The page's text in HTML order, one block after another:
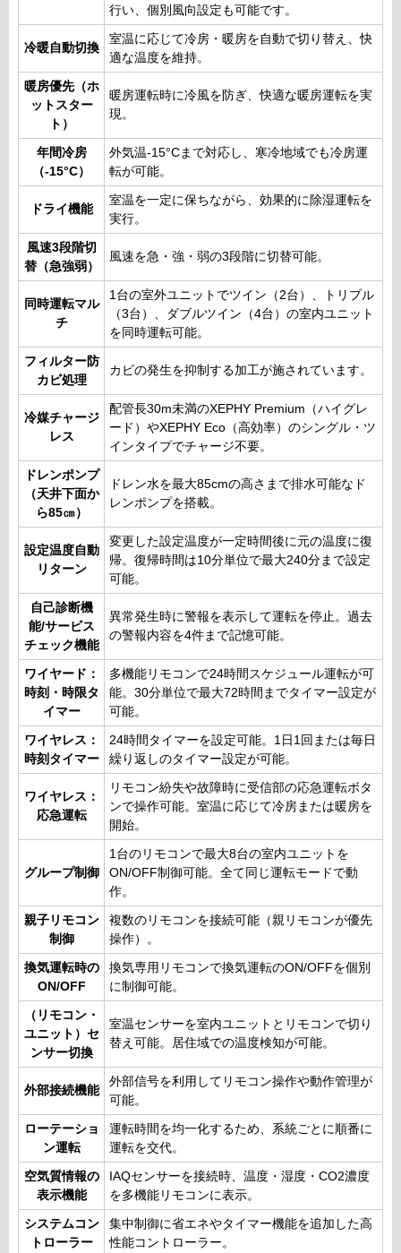
行い、個別風向設定も可能です。
冷暖自動切換
室温に応じて冷房・暖房を自動で切り替え、快
適な温度を維持。
暖房優先（ホ
ットスター
ト）
暖房運転時に冷風を防ぎ、快適な暖房運転を実
現。
年間冷房
（-15°C）
外気温-15°Cまで対応し、寒冷地域でも冷房運
転が可能。
ドライ機能
室温を一定に保ちながら、効果的に除湿運転を
実行。
風速3段階切
替（急強弱）
風速を急・強・弱の3段階に切替可能。
同時運転マル
チ
1台の室外ユニットでツイン（2台）、トリプル
（3台）、ダブルツイン（4台）の室内ユニット
を同時運転可能。
フィルター防
カビ処理
カビの発生を抑制する加工が施されています。
冷媒チャージ
レス
配管長30m未満のXEPHY Premium（ハイグレ
ード）やXEPHY Eco（高効率）のシングル・ツ
インタイプでチャージ不要。
ドレンポンプ
（天井下面か
ら85㎝）
ドレン水を最大85cmの高さまで排水可能なド
レンポンプを搭載。
設定温度自動
リターン
変更した設定温度が一定時間後に元の温度に復
帰。復帰時間は10分単位で最大240分まで設定
可能。
自己診断機
能/サービス
チェック機能
異常発生時に警報を表示して運転を停止。過去
の警報内容を4件まで記憶可能。
ワイヤード：
時刻・時限タ
イマー
多機能リモコンで24時間スケジュール運転が可
能。30分単位で最大72時間までタイマー設定が
可能。
ワイヤレス：
時刻タイマー
24時間タイマーを設定可能。1日1回または毎日
繰り返しのタイマー設定が可能。
ワイヤレス：
応急運転
リモコン紛失や故障時に受信部の応急運転ボタ
ンで操作可能。室温に応じて冷房または暖房を
開始。
グループ制御
1台のリモコンで最大8台の室内ユニットを
ON/OFF制御可能。全て同じ運転モードで動
作。
親子リモコン
制御
複数のリモコンを接続可能（親リモコンが優先
操作）。
換気運転時の
ON/OFF
換気専用リモコンで換気運転のON/OFFを個別
に制御可能。
（リモコン・
ユニット）セ
ンサー切換
室温センサーを室内ユニットとリモコンで切り
替え可能。居住域での温度検知が可能。
外部接続機能
外部信号を利用してリモコン操作や動作管理が
可能。
ローテーショ
ン運転
運転時間を均一化するため、系統ごとに順番に
運転を交代。
空気質情報の
表示機能
IAQセンサーを接続時、温度・湿度・CO2濃度
を多機能リモコンに表示。
システムコン
トローラー
集中制御に省エネやタイマー機能を追加した高
性能コントローラー。